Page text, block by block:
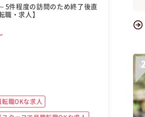
5件程度の訪問のため終了後直
職・求人】
職OKな求人